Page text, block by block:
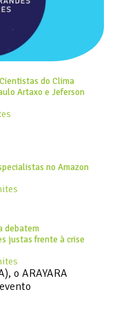
do Clima
Artaxo e Jeferson
no Amazon
debatem
justas frente à crise
o ARAYARA